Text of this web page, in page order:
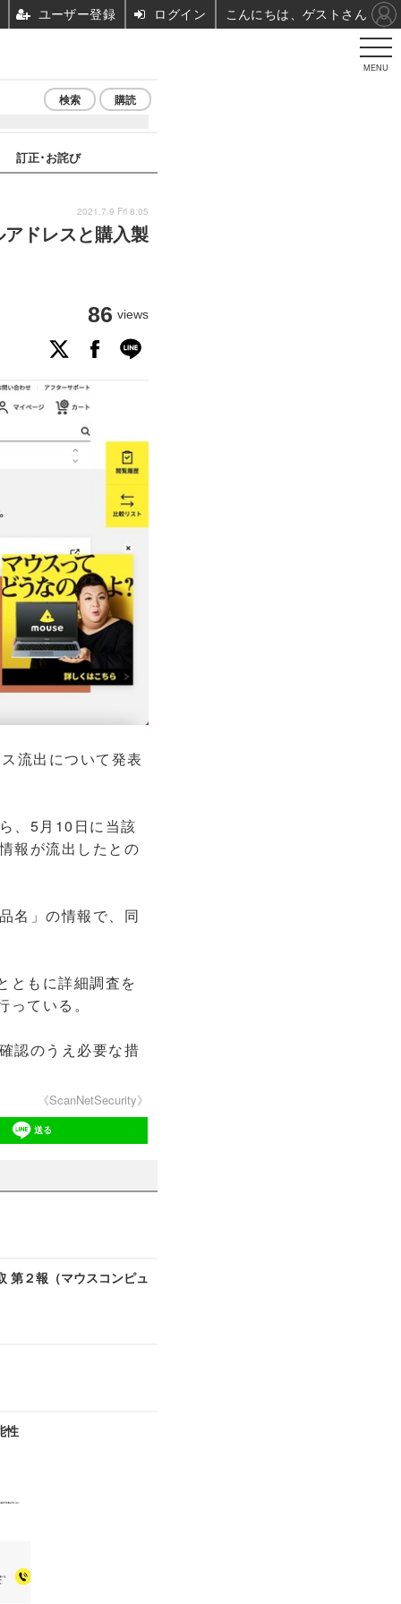
MENU
検索 購読
訂正･お詫び
ドレスと購入製
86 views
2021.7.9 Fri 8:05
流出について発表
、5月10日に当該
報が流出したとの
名」の情報で、同
ともに詳細調査を
ている。
認のうえ必要な措
《ScanNetSecurity》
送る
第２報（マウスコンピュ
性
ユーザー登録 ログイン こんにちは、ゲストさん